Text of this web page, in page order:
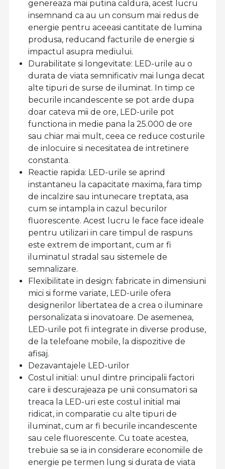
genereaza mai putina caldura, acest lucru
insemnand ca au un consum mai redus de
energie pentru aceeasi cantitate de lumina
produsa, reducand facturile de energie si
impactul asupra mediului.
Durabilitate si longevitate: LED-urile au o
durata de viata semnificativ mai lunga decat
alte tipuri de surse de iluminat. In timp ce
becurile incandescente se pot arde dupa
doar cateva mii de ore, LED-urile pot
functiona in medie pana la 25.000 de ore
sau chiar mai mult, ceea ce reduce costurile
de inlocuire si necesitatea de intretinere
constanta.
Reactie rapida: LED-urile se aprind
instantaneu la capacitate maxima, fara timp
de incalzire sau intunecare treptata, asa
cum se intampla in cazul becurilor
fluorescente. Acest lucru le face face ideale
pentru utilizari in care timpul de raspuns
este extrem de important, cum ar fi
iluminatul stradal sau sistemele de
semnalizare.
Flexibilitate in design: fabricate in dimensiuni
mici si forme variate, LED-urile ofera
designerilor libertatea de a crea o iluminare
personalizata si inovatoare. De asemenea,
LED-urile pot fi integrate in diverse produse,
de la telefoane mobile, la dispozitive de
afisaj.
Dezavantajele LED-urilor
Costul initial: unul dintre principalii factori
care ii descurajeaza pe unii consumatori sa
treaca la LED-uri este costul initial mai
ridicat, in comparatie cu alte tipuri de
iluminat, cum ar fi becurile incandescente
sau cele fluorescente. Cu toate acestea,
trebuie sa se ia in considerare economiile de
energie pe termen lung si durata de viata